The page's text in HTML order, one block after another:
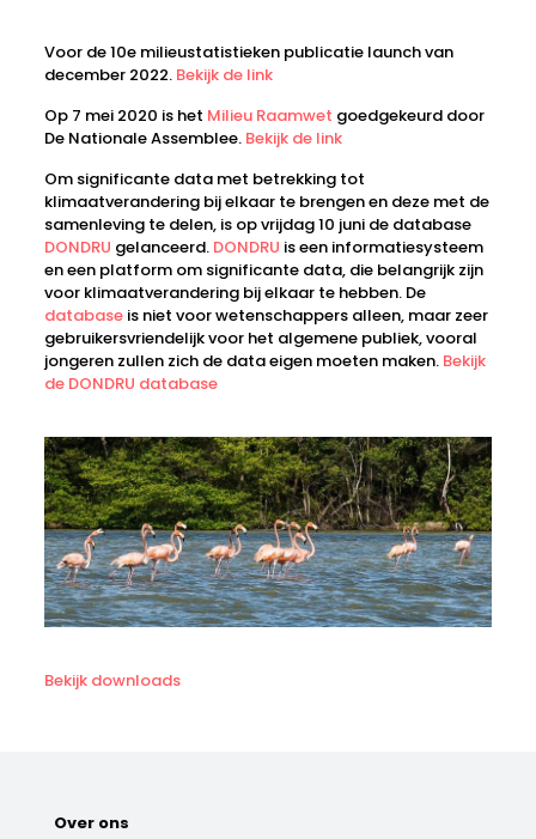
Voor de 10e milieustatistieken publicatie launch van
december 2022. Bekijk de link
Op 7 mei 2020 is het Milieu Raamwet goedgekeurd door
De Nationale Assemblee. Bekijk de link
Om significante data met betrekking tot
klimaatverandering bij elkaar te brengen en deze met de
samenleving te delen, is op vrijdag 10 juni de database
DONDRU gelanceerd. DONDRU is een informatiesysteem
en een platform om significante data, die belangrijk zijn
voor klimaatverandering bij elkaar te hebben. De
databaseis niet voor wetenschappers alleen, maar zeer
gebruikersvriendelijk voor het algemene publiek, vooral
jongeren zullen zich de data eigen moeten maken. Bekijk
de DONDRU database
Bekijk downloads
Over ons